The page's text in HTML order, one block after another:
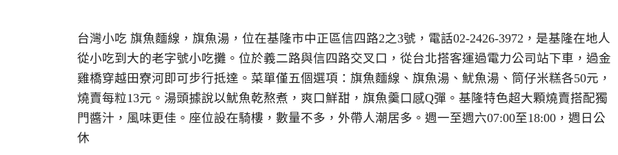
台灣小吃 旗魚麵線，旗魚湯，位在基隆市中正區信四路2之3號，電話02-2426-3972，是基隆在地人
從小吃到大的老字號小吃攤。位於義二路與信四路交叉口，從台北搭客運過電力公司站下車，過金
雞橋穿越田寮河即可步行抵達。菜單僅五個選項：旗魚麵線、旗魚湯、魷魚湯、筒仔米糕各50元，
燒賣每粒13元。湯頭據說以魷魚乾熬煮，爽口鮮甜，旗魚羹口感Q彈。基隆特色超大顆燒賣搭配獨
門醬汁，風味更佳。座位設在騎樓，數量不多，外帶人潮居多。週一至週六07:00至18:00，週日公
休